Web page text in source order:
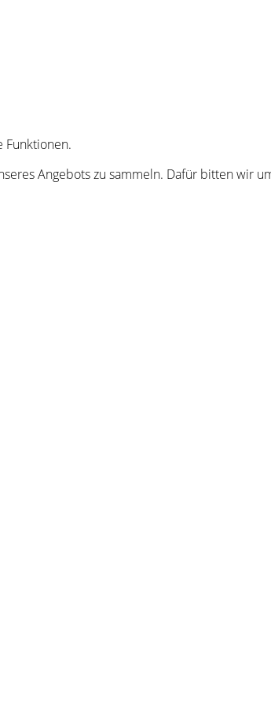
Funktionen.
Angebots zu sammeln. Dafür bitten wir